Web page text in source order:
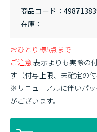
商品コード
在庫
おひとり様5点まで
ご注意 表示よりも実際の
す（付与上限、未確定の付
※リニューアルに伴いパ
がございます。